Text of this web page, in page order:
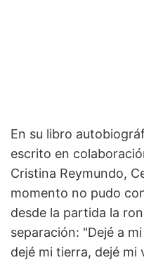
En su libro
escrito en
Cristina Reymundo,
momento no pudo
desde la partida la
separación: "Dejé a
dejé mi tierra, dejé mi